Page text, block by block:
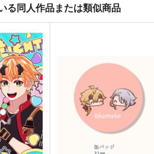
る同人作品または類似商品